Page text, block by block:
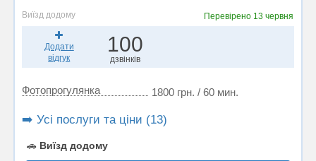
Виїзд додому Перевірено 13 червня
Додати
відгук
100
дзвінків
Фотопрогулянка 1800 грн. / 60 мин.
➡️ Усі послуги та ціни (13)
🚗 Виїзд додому